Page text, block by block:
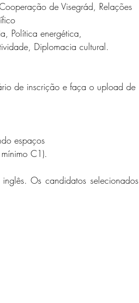
de Visegrád, Relações
Política energética,
Diplomacia cultural.
de inscrição e faça o upload de
espaços
C1).
Os candidatos selecionados